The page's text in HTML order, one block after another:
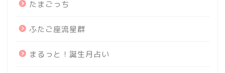
たまごっち
ふたご座流星群
まるっと！誕生月占い